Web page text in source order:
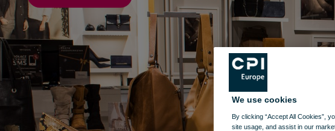
Stalowa Wola
We use cookies
By clicking “Accept All Cookies”,
site usage, and assist in our